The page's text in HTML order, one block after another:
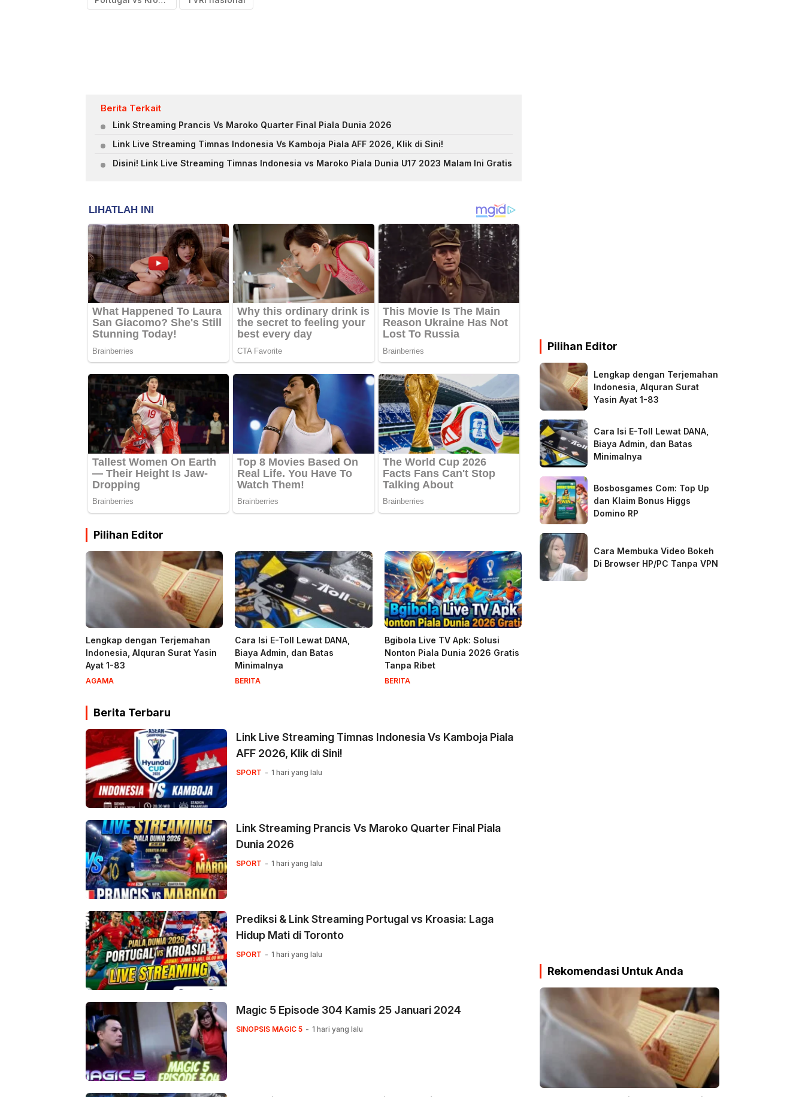
Berita Terkait
Link Streaming Prancis Vs Maroko Quarter Final Piala Dunia 2026
Link Live Streaming Timnas Indonesia Vs Kamboja Piala AFF 2026, Klik di Sini!
Disini! Link Live Streaming Timnas Indonesia vs Maroko Piala Dunia U17 2023 Malam Ini Gratis
Pilihan Editor
Lengkap dengan Terjemahan
Indonesia, Alquran Surat Yasin
Ayat 1-83
AGAMA
Cara Isi E-Toll Lewat DANA,
Biaya Admin, dan Batas
Minimalnya
BERITA
Bgibola Live TV Apk: Solusi
Nonton Piala Dunia 2026 Gratis
Tanpa Ribet
BERITA
Berita Terbaru
Link Live Streaming Timnas Indonesia Vs Kamboja Piala
AFF 2026, Klik di Sini!
SPORT 1 hari yang lalu
Link Streaming Prancis Vs Maroko Quarter Final Piala
Dunia 2026
SPORT 1 hari yang lalu
Prediksi & Link Streaming Portugal vs Kroasia: Laga
Hidup Mati di Toronto
SPORT 1 hari yang lalu
Magic 5 Episode 304 Kamis 25 Januari 2024
SINOPSIS MAGIC 5 1 hari yang lalu
Pilihan Editor
Lengkap dengan Terjemahan
Indonesia, Alquran Surat
Yasin Ayat 1-83
Cara Isi E-Toll Lewat DANA,
Biaya Admin, dan Batas
Minimalnya
Bosbosgames Com: Top Up
dan Klaim Bonus Higgs
Domino RP
Cara Membuka Video Bokeh
Di Browser HP/PC Tanpa VPN
Rekomendasi Untuk Anda